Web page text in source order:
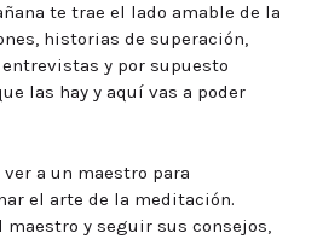
te trae el lado amable de la
historias de superación,
y por supuesto
las hay y aquí vas a poder
a un maestro para
el arte de la meditación.
y seguir sus consejos,